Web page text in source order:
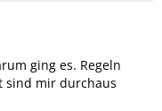
ging es. Regeln
sind mir durchaus